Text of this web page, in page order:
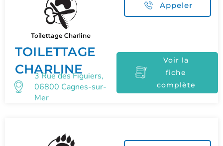
TOILETTAGE
CHARLINE
3 Rue des Figuiers,
06800 Cagnes-sur-
Mer
Appeler
Voir la
fiche
complète